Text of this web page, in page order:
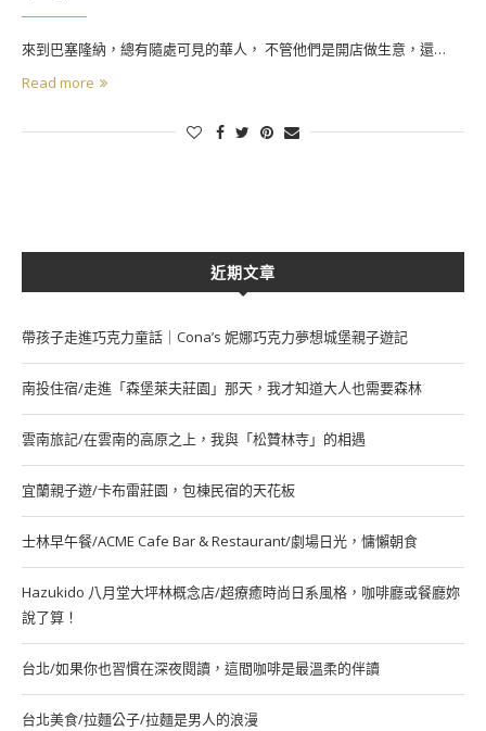
來到巴塞隆納，總有隨處可見的華人， 不管他們是開店做生意，還…
Read more
近期文章
帶孩子走進巧克力童話｜Cona’s 妮娜巧克力夢想城堡親子遊記
南投住宿/走進「森堡萊夫莊園」那天，我才知道大人也需要森林
雲南旅記/在雲南的高原之上，我與「松贊林寺」的相遇
宜蘭親子遊/卡布雷莊園，包棟民宿的天花板
士林早午餐/ACME Cafe Bar & Restaurant/劇場日光，慵懶朝食
Hazukido 八月堂大坪林概念店/超療癒時尚日系風格，咖啡廳或餐廳妳
說了算！
台北/如果你也習慣在深夜閱讀，這間咖啡是最溫柔的伴讀
台北美食/拉麵公子/拉麵是男人的浪漫